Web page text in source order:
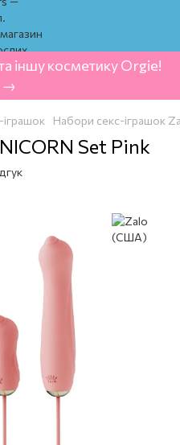
іншу косметику Orgie!
Набори секс-іграшок
Set Pink